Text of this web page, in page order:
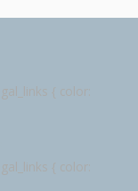
{ color:
{ color: